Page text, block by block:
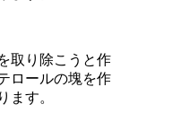
取り除こうと作
ロールの塊を作
ます。